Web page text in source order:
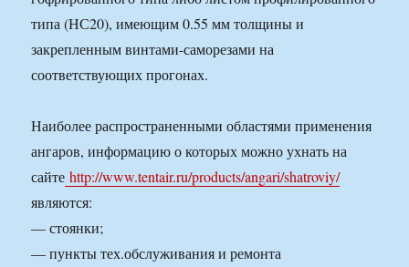
типа (НС20), имеющим 0.55 мм толщины и
закрепленным винтами-саморезами на
соответствующих прогонах.
Наиболее распространенными областями применения
ангаров, информацию о которых можно ухнать на
сайте http://www.tentair.ru/products/angari/shatroviy/
являются:
— стоянки;
— пункты тех.обслуживания и ремонта